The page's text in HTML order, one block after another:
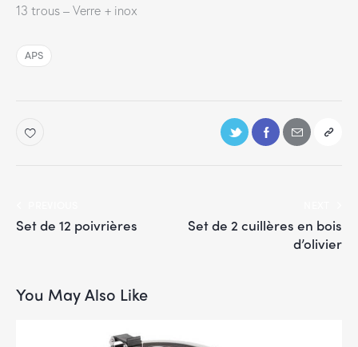
13 trous – Verre + inox
APS
Set de 12 poivrières
Set de 2 cuillères en bois
d’olivier
You May Also Like